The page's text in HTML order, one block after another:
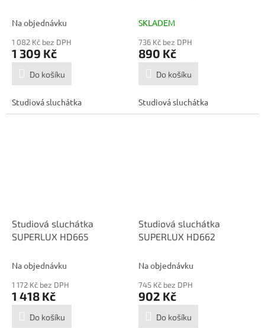
Na objednávku
1 082 Kč bez DPH
1 309 Kč
Do košíku
Studiová sluchátka
SKLADEM
736 Kč bez DPH
890 Kč
Do košíku
Studiová sluchátka
Studiová sluchátka
SUPERLUX HD665
Na objednávku
1 172 Kč bez DPH
1 418 Kč
Do košíku
Studiová sluchátka
SUPERLUX HD662
Na objednávku
745 Kč bez DPH
902 Kč
Do košíku